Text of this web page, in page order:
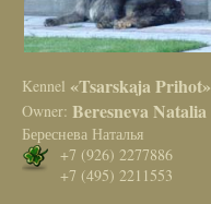
Kennel «Tsarskaja Prihot»
Owner: Beresneva Natalia
Береснева Наталья
+7 (926) 2277886
+7 (495) 2211553